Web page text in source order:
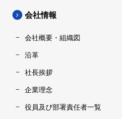
会社情報
会社概要・組織図
沿革
社長挨拶
企業理念
役員及び部署責任者一覧